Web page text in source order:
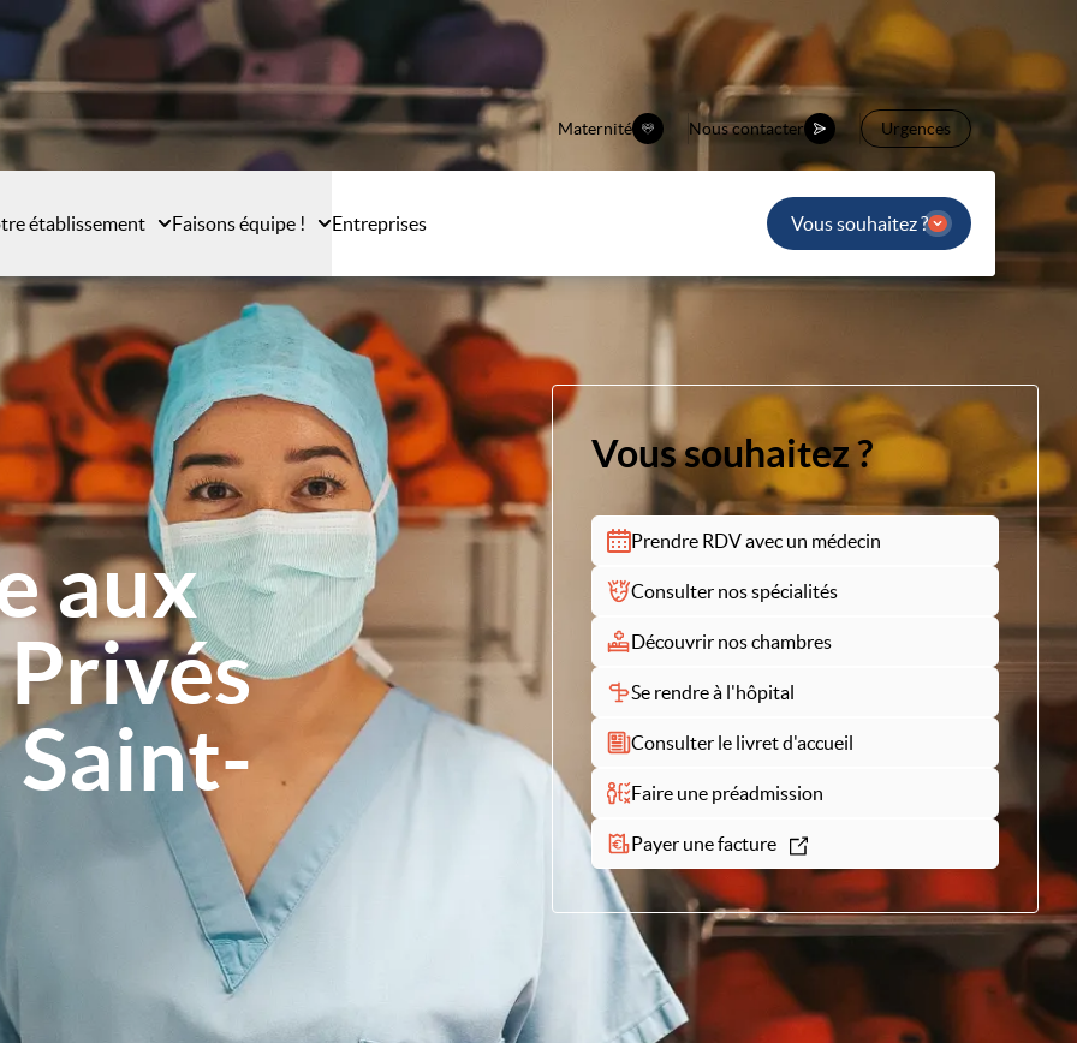
Maternité Nous contacter Urgences
établissement Faisons équipe ! Entreprises Vous souhaitez ?
aux
Saint-
Vous souhaitez ?
Prendre RDV avec un médecin
Consulter nos spécialités
Découvrir nos chambres
Se rendre à l'hôpital
Consulter le livret d'accueil
Faire une préadmission
Payer une facture